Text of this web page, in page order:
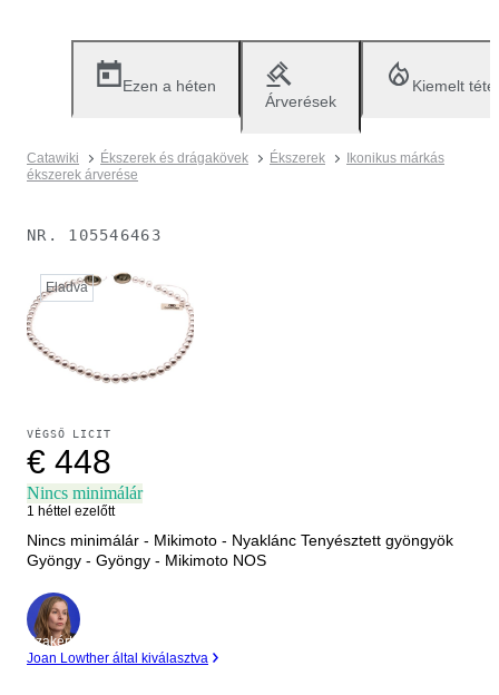
Ezen a héten
Árverések
Kiemelt
Catawiki Ékszerek és drágakövek Ékszerek
Ikonikus márkás
ékszerek árverése
NR. 105546463
Eladva
VÉGSŐ LICIT
€ 448
Nincs minimálár
1 héttel ezelőtt
Nincs minimálár - Mikimoto - Nyaklánc Tenyésztett gyöngyök
Gyöngy - Gyöngy - Mikimoto NOS
Szakértő
Joan Lowther által kiválasztva